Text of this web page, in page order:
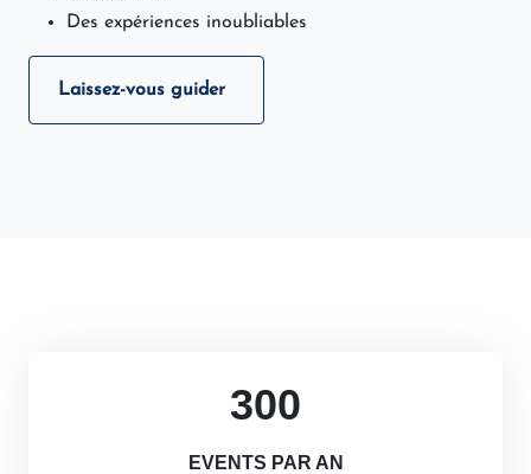
Des expériences inoubliables
Laissez-vous guider
300
EVENTS PAR AN